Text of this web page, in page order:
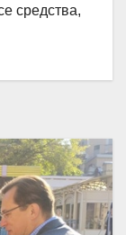
средства,